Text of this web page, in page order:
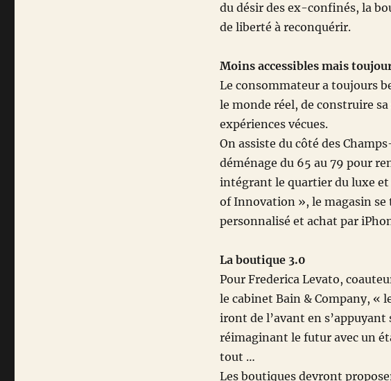
du désir des ex-confinés, la
de liberté à reconquérir.
Moins accessibles mais
Le consommateur a toujours
le monde réel, de construire
expériences vécues.
On assiste du côté des
déménage du 65 au 79 pour
intégrant le quartier du luxe et
of Innovation », le magasin
personnalisé et achat par
La boutique 3.0
Pour Frederica Levato,
le cabinet Bain & Company, «
iront de l’avant en
réimaginant le futur avec un
tout …
Les boutiques devront